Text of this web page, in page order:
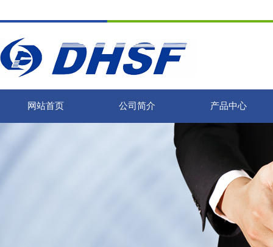
网站首页 公司简介 产品中心